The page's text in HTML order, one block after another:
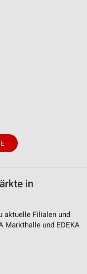
in
aktuelle Filialen und
Markthalle und EDEKA